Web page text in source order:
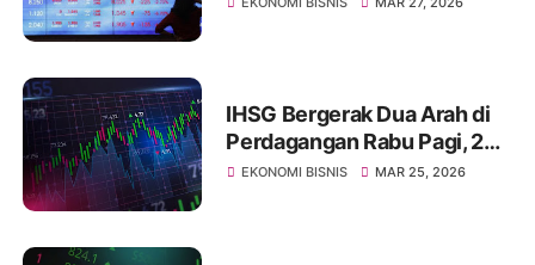
IHSG Bergerak Dua Arah di
Perdagangan Rabu Pagi, 25
Maret 2026, Pasca Libur
EKONOMI BISNIS MAR 25, 2026